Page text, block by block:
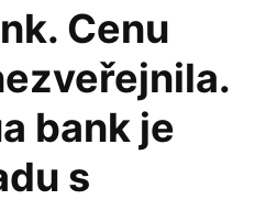
Cenu
bank je
s